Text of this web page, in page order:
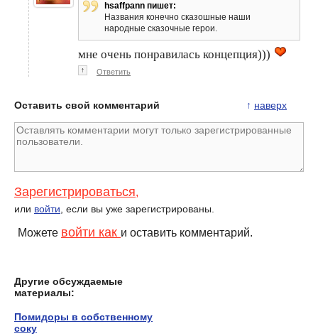
Estel Kikimora: мощное
увлажнение волос
Паровая маска для волос:
нам надо?
hsaffpann пишет:
Названия конечно сказошные наши
народные сказочные герои.
мне очень понравилась концепция)))
↑ Ответить
↑ наверх
Оставить свой комментарий
Зарегистрироваться,
или войти , если вы уже зарегистрированы.
Можете войти как и оставить комментарий.
Другие обсуждаемые
материалы:
Помидоры в собственному
соку